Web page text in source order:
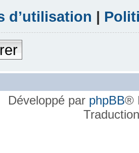
d’utilisation |
Développé par phpBB®